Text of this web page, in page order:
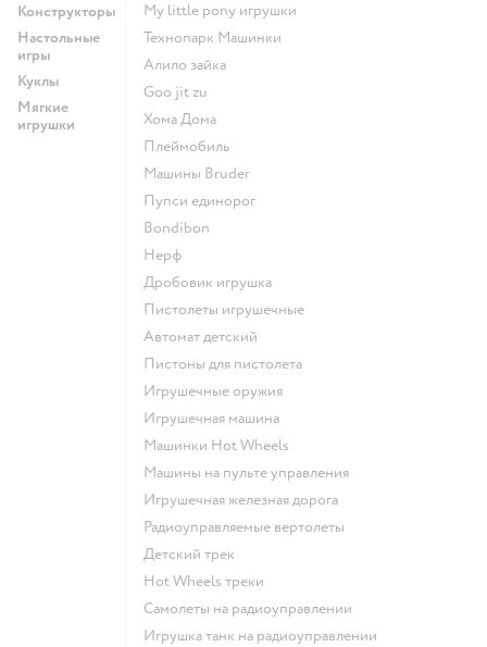
Конструкторы
Настольные
игры
Куклы
Мягкие
игрушки
my little pony игрушки
Технопарк Машинки
Алило зайка
Goo jit zu
Хома Дома
Плеймобиль
Машины Bruder
Пупси единорог
Bondibon
Нерф
Дробовик игрушка
Пистолеты игрушечные
Автомат детский
Пистоны для пистолета
Игрушечные оружия
Игрушечная машина
Машинки Hot Wheels
Машины на пульте управления
Игрушечная железная дорога
Радиоуправляемые вертолеты
Детский трек
Hot Wheels треки
Самолеты на радиоуправлении
Игрушка танк на радиоуправлении